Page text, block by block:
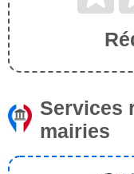
Services
mairies